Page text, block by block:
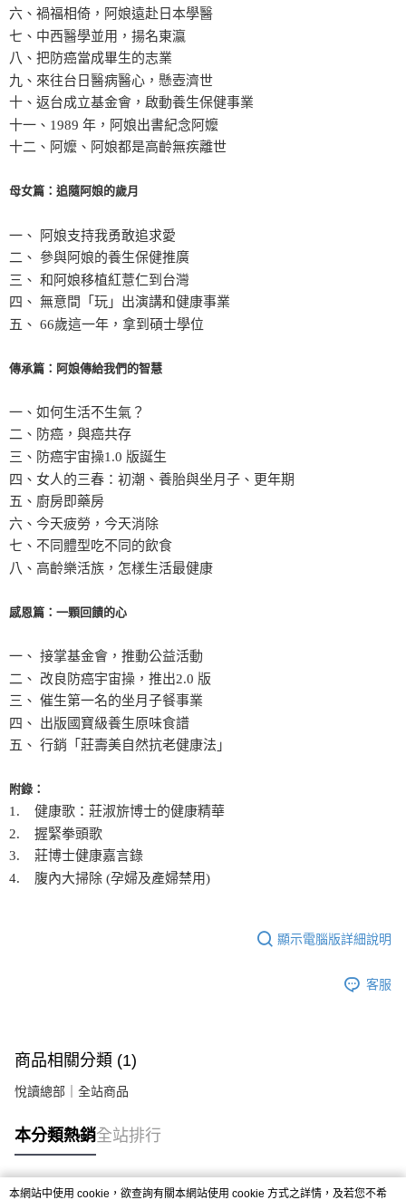
六、禍福相倚，阿娘遠赴日本學醫
七、中西醫學並用，揚名東瀛
八、把防癌當成畢生的志業
九、來往台日醫病醫心，懸壺濟世
十、返台成立基金會，啟動養生保健事業
十一、1989 年，阿娘出書紀念阿嬤
十二、阿嬤、阿娘都是高齡無疾離世
母女篇：追隨阿娘的歲月
一、 阿娘支持我勇敢追求愛
二、 參與阿娘的養生保健推廣
三、 和阿娘移植紅薏仁到台灣
四、 無意間「玩」出演講和健康事業
五、 66歲這一年，拿到碩士學位
傳承篇：阿娘傳給我們的智慧
一、如何生活不生氣？
二、防癌，與癌共存
三、防癌宇宙操1.0 版誕生
四、女人的三春：初潮、養胎與坐月子、更年期
五、廚房即藥房
六、今天疲勞，今天消除
七、不同體型吃不同的飲食
八、高齡樂活族，怎樣生活最健康
感恩篇：一顆回饋的心
一、 接掌基金會，推動公益活動
二、 改良防癌宇宙操，推出2.0 版
三、 催生第一名的坐月子餐事業
四、 出版國寶級養生原味食譜
五、 行銷「莊壽美自然抗老健康法」
附錄：
1. 健康歌：莊淑旂博士的健康精華
2. 握緊拳頭歌
3. 莊博士健康嘉言錄
4. 腹內大掃除 (孕婦及產婦禁用)
顯示電腦版詳細說明
客服
商品相關分類 (1)
悅讀總部｜全站商品
本分類熱銷全站排行
本網站中使用 cookie，欲查詢有關本網站使用 cookie 方式之詳情，及若您不希